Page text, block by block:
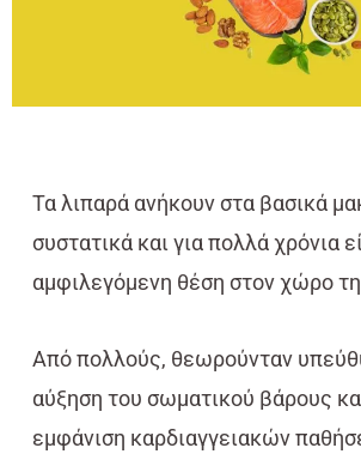
Τα λιπαρά ανήκουν στα βασικά
συστατικά και για πολλά χρόνια
αμφιλεγόμενη θέση στον χώρο
Από πολλούς, θεωρούνταν
αύξηση του σωματικού βάρους
εμφάνιση καρδιαγγειακών